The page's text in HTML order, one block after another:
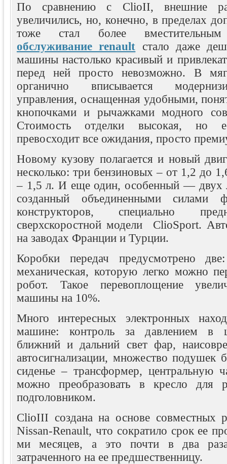
По сравнению с ClioII, внешние
увеличились, но, конечно, в пределах
тоже стал более
обслуживание renault стало даже
машины настолько красивый и
перед ней просто невозможно. В
органично вписывается
управления, оснащенная удобными,
кнопочками и рычажками модного
Стоимость отделки высокая, но
превосходит все ожидания, просто
Новому кузову полагается и новый
несколько: три бензиновых – от 1,2 до
– 1,5 л. И еще один, особенный — двух
созданный объединенными силами
конструкторов, специально
сверхскоростной модели ClioSport.
на заводах Франции и Турции.
Коробки передач предусмотрено
механическая, которую легко можно
робот. Такое перевоплощение
машины на 10%.
Много интересных электронных
машине: контроль за давлением в
ближний и дальний свет фар,
автосигнализации, множество подушек
сиденье – трансформер, центральную
можно преобразовать в кресло для
подголовником.
ClioIII создана на основе совместных
Nissan-Renault, что сократило срок ее
ми месяцев, а это почти в два
затраченного на ее предшественницу.